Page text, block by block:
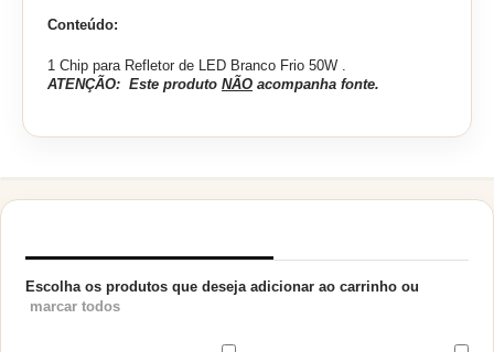
Conteúdo:
1 Chip para Refletor de LED Branco Frio 50W .
ATENÇÃO: Este produto NÃO acompanha fonte.
Escolha os produtos que deseja adicionar ao carrinho ou
marcar todos